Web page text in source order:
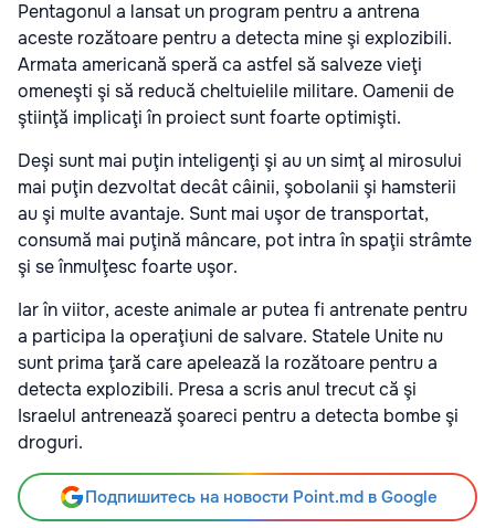
Pentagonul a lansat un program pentru a antrena
aceste rozătoare pentru a detecta mine şi explozibili.
Armata americană speră ca astfel să salveze vieţi
omeneşti şi să reducă cheltuielile militare. Oamenii de
ştiinţă implicaţi în proiect sunt foarte optimişti.
Deşi sunt mai puţin inteligenţi şi au un simţ al mirosului
mai puţin dezvoltat decât câinii, şobolanii şi hamsterii
au şi multe avantaje. Sunt mai uşor de transportat,
consumă mai puţină mâncare, pot intra în spaţii strâmte
şi se înmulţesc foarte uşor.
Iar în viitor, aceste animale ar putea fi antrenate pentru
a participa la operaţiuni de salvare. Statele Unite nu
sunt prima ţară care apelează la rozătoare pentru a
detecta explozibili. Presa a scris anul trecut că şi
Israelul antrenează şoareci pentru a detecta bombe şi
droguri.
Подпишитесь на новости Point.md в Google